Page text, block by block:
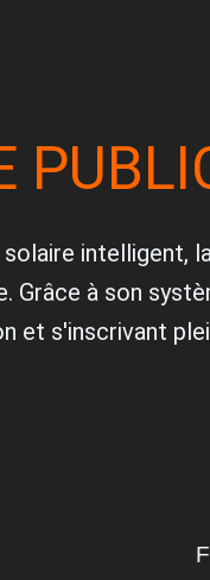
intelligent,
Grâce à son
et s'inscrivant